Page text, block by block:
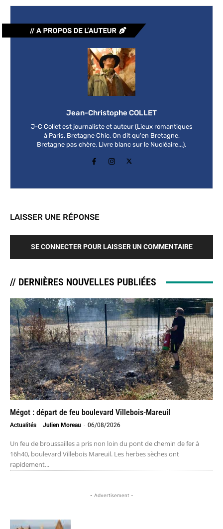
Jean-Christophe COLLET
J-C Collet est journaliste et auteur (Lieux romantiques
à Paris, Bretagne Chic, On dit qu'en Bretagne,
Bretagne pas chère, Livre blanc sur le Nucléaire...).
LAISSER UNE RÉPONSE
SE CONNECTER POUR LAISSER UN COMMENTAIRE
// DERNIÈRES NOUVELLES PUBLIÉES
Mégot : départ de feu boulevard Villebois-Mareuil
Actualités Julien Moreau - 06/08/2026
Un feu de broussailles a pris non loin du pont de chemin de fer à
16h40, boulevard Villebois Mareuil. Les herbes sèches ont
rapidement...
- Advertisement -